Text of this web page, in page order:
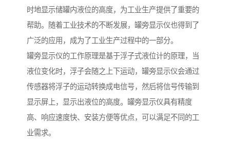
时地显示储罐内液位的高度，为工业生产提供了重要的
帮助。随着工业技术的不断发展，罐旁显示仪也得到了
广泛的应用，成为了工业生产过程中的一部分。
罐旁显示仪的工作原理是基于浮子式液位计的原理，当
液位变化时，浮子会随之上下运动，罐旁显示仪会通过
传感器将浮子的运动转换成电信号，然后将信号传输到
显示屏上，显示出液位的高度。罐旁显示仪具有精度
高、响应速度快、安装方便等优点，可以满足不同的工
业需求。